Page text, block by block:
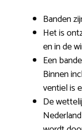
Banden
Het is
en in de
Een
Binnen
ventiel is
De